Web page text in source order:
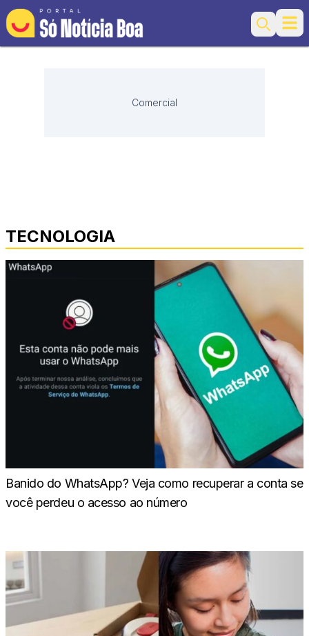
Search
Comercial
TECNOLOGIA
Banido do WhatsApp? Veja como recuperar a conta se
você perdeu o acesso ao número